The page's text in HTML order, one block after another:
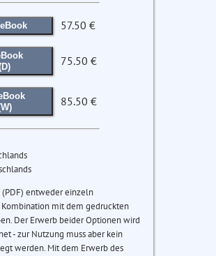
eBook 57.50 €
75.50 €
85.50 €
(PDF) entweder einzeln
mit dem gedruckten
Der Erwerb beider Optionen wird
- zur Nutzung muss aber kein
werden. Mit dem Erwerb des